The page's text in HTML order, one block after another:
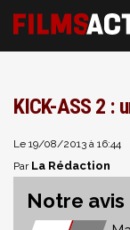
KICK-ASS 2 :
Le 19/08/2013 à 16:44
Par La Rédaction
Notre avis